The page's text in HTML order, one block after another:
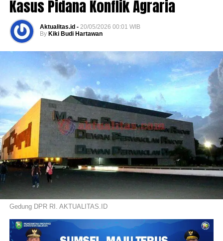
Kasus Pidana Konflik Agraria
Aktualitas.id - 20/05/2026 00:01 WIB
By Kiki Budi Hartawan
Gedung DPR RI. AKTUALITAS.ID